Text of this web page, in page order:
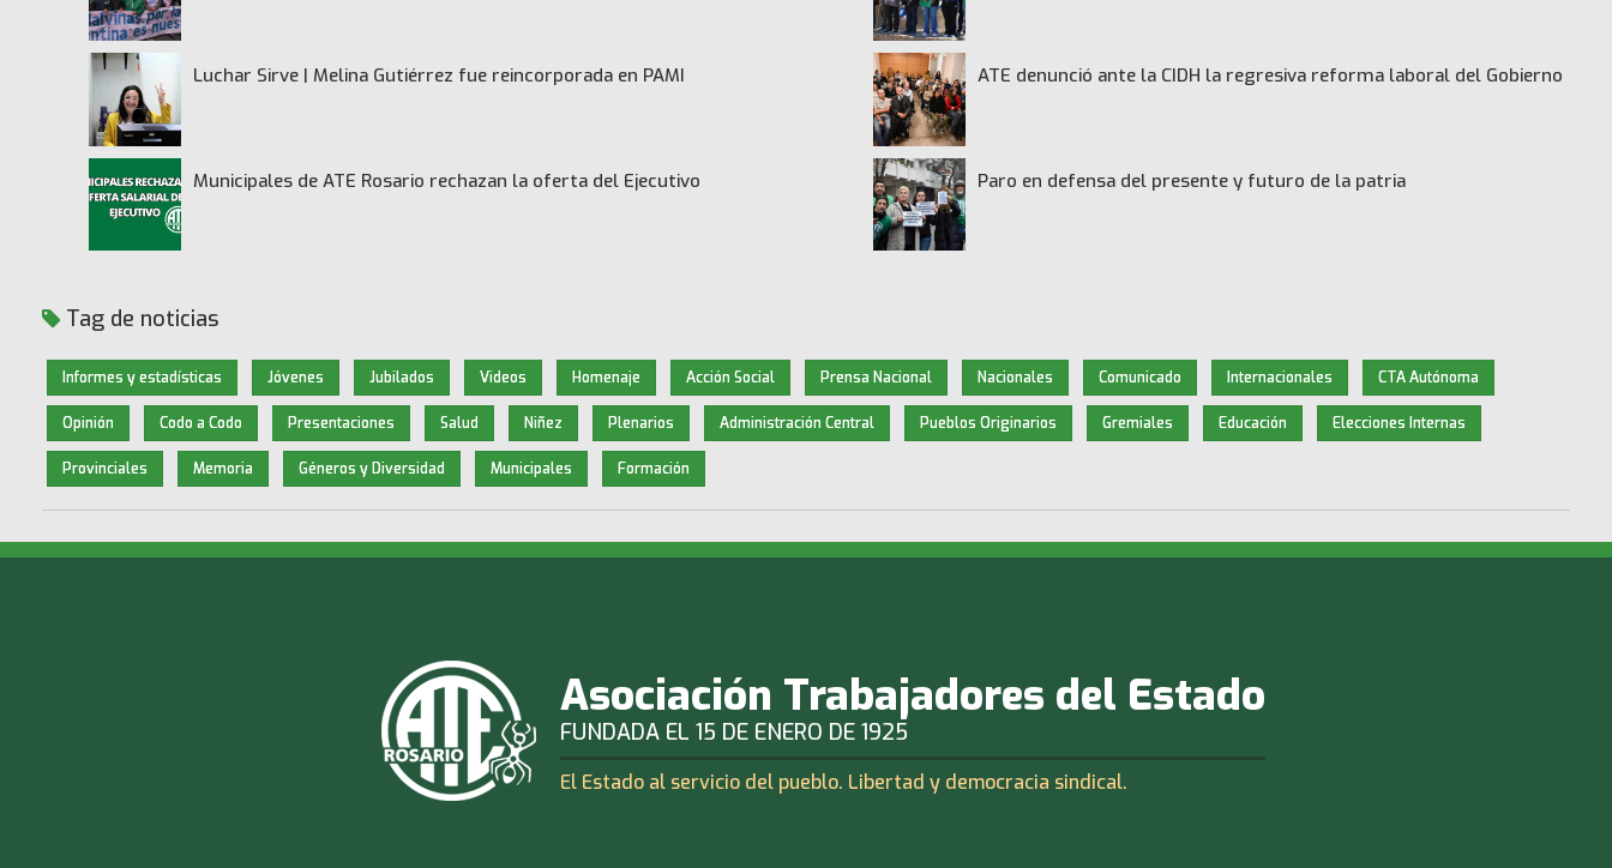
Luchar Sirve | Melina Gutiérrez fue reincorporada en PAMI ATE denunció ante la CIDH la regresiva reforma laboral del Gobierno
Municipales de ATE Rosario rechazan la oferta del Ejecutivo Paro en defensa del presente y futuro de la patria
Tag de noticias
Informes y estadísticas Jóvenes Jubilados Videos Homenaje Acción Social Prensa Nacional Nacionales Comunicado Internacionales CTA Autónoma
Opinión Codo a Codo Presentaciones Salud Niñez Plenarios Administración Central Pueblos Originarios Gremiales Educación Elecciones Internas
Provinciales Memoria Géneros y Diversidad Municipales Formación
Asociación Trabajadores del Estado
FUNDADA EL 15 DE ENERO DE 1925
El Estado al servicio del pueblo. Libertad y democracia sindical.